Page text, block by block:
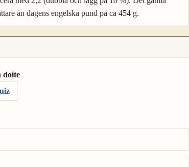
än dagens engelska pund på ca 454 g.
doite